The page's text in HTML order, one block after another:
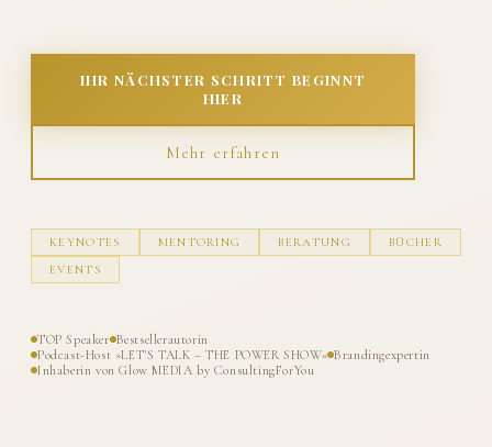
IHR NÄCHSTER SCHRITT BEGINNT
HIER
Mehr erfahren
KEYNOTES MENTORING BERATUNG
BÜCHER
EVENTS
TOP Speaker Bestsellerautorin
Podcast-Host »LET'S TALK – THE POWER SHOW« Brandingexpertin
Inhaberin von Glow MEDIA by ConsultingForYou